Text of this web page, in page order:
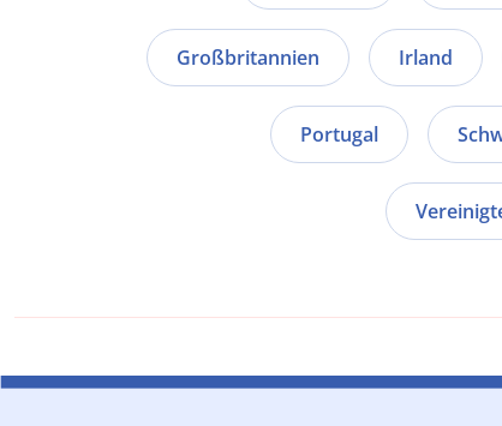
Großbritannien Irland
Portugal